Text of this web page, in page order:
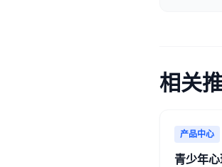
相关
产品中心
青少年